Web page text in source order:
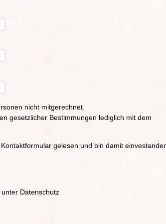
nicht mitgerechnet.
gesetzlicher Bestimmungen lediglich mit dem
gelesen und bin damit
Datenschutz